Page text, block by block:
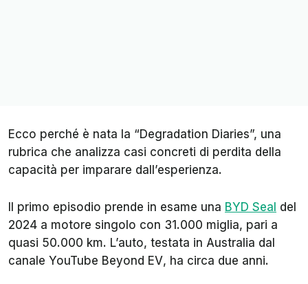
Ecco perché è nata la “Degradation Diaries”, una
rubrica che analizza casi concreti di perdita della
capacità per imparare dall’esperienza.
Il primo episodio prende in esame una BYD Seal del
2024 a motore singolo con 31.000 miglia, pari a
quasi 50.000 km. L’auto, testata in Australia dal
canale YouTube Beyond EV, ha circa due anni.